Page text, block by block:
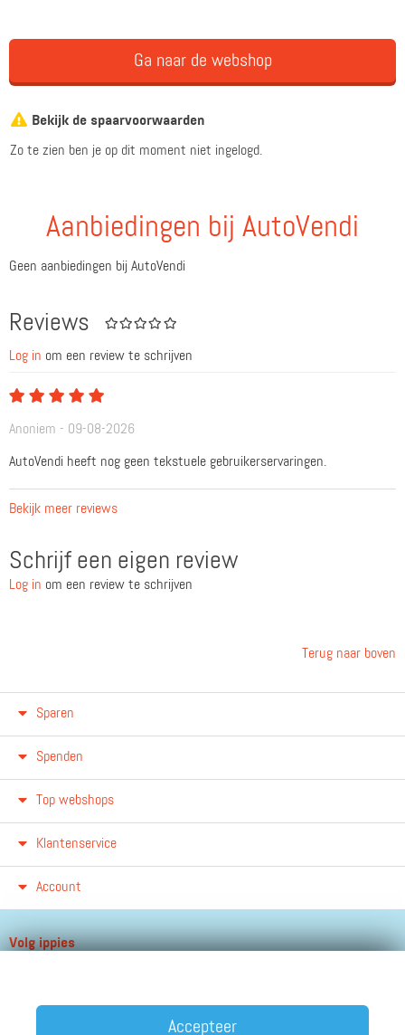
kan en door een enorme groei wordt het voor publishers steeds
interessanter om zich aan te melden voor deze campagne.
Ga naar de webshop
Bekijk de spaarvoorwaarden
Zo te zien ben je op dit moment niet ingelogd.
Aanbiedingen bij AutoVendi
Geen aanbiedingen bij AutoVendi
Reviews
Log in om een review te schrijven
Anoniem - 09-08-2026
AutoVendi heeft nog geen tekstuele gebruikerservaringen.
Bekijk meer reviews
Schrijf een eigen review
Log in om een review te schrijven
Terug naar boven
Sparen
Spenden
Top webshops
Klantenservice
Account
Volg ippies
Accepteer